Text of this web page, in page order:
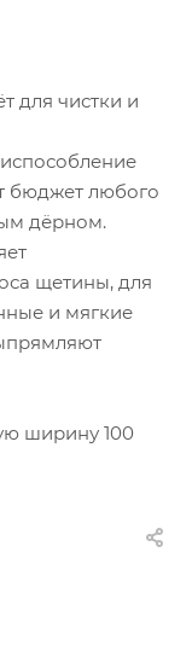
для чистки и
бюджет любого
дёрном.
щетины, для
и мягкие
ширину 100